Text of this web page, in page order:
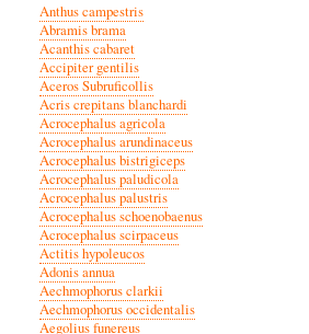
Anthus campestris
Abramis brama
Acanthis cabaret
Accipiter gentilis
Aceros Subruficollis
Acris crepitans blanchardi
Acrocephalus agricola
Acrocephalus arundinaceus
Acrocephalus bistrigiceps
Acrocephalus paludicola
Acrocephalus palustris
Acrocephalus schoenobaenus
Acrocephalus scirpaceus
Actitis hypoleucos
Adonis annua
Aechmophorus clarkii
Aechmophorus occidentalis
Aegolius funereus